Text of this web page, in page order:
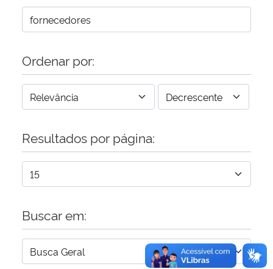
Secretaria-Geral
Gabinete de Segurança Institucional
Advocacia-Geral da União
Banco Central do Brasil
Ordenar por:
Resultados por página:
Buscar em: